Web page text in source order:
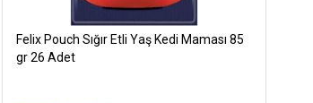
Felix Pouch Sığır Etli Yaş Kedi Maması 85
gr 26 Adet